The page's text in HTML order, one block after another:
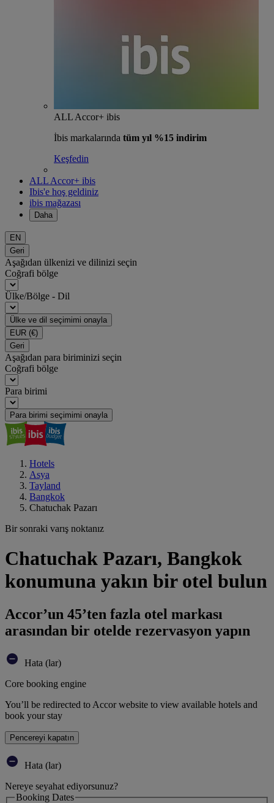
ALL Accor+ ibis
İbis markalarında tüm yıl %15 indirim
Keşfedin
ALL Accor+ ibis
Ibis'e hoş geldiniz
ibis mağazası
Daha
EN
Geri
Aşağıdan ülkenizi ve dilinizi seçin
Coğrafi bölge
Ülke/Bölge - Dil
Ülke ve dil seçimimi onayla
EUR (€)
Geri
Aşağıdan para biriminizi seçin
Coğrafi bölge
Para birimi
Para birimi seçimimi onayla
Hotels
Asya
Tayland
Bangkok
Chatuchak Pazarı
Bir sonraki varış noktanız
Chatuchak Pazarı, Bangkok
konumuna yakın bir otel bulun
Accor’un 45’ten fazla otel markası
arasından bir otelde rezervasyon yapın
Hata (lar)
Core booking engine
You’ll be redirected to Accor website to view available hotels and
book your stay
Pencereyi kapatın
Hata (lar)
Nereye seyahat ediyorsunuz?
Booking Dates